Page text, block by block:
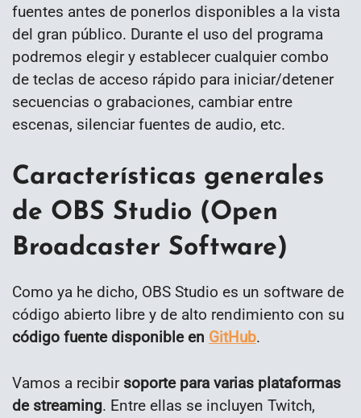
fuentes antes de ponerlos disponibles a la vista
del gran público. Durante el uso del programa
podremos elegir y establecer cualquier combo
de teclas de acceso rápido para iniciar/detener
secuencias o grabaciones, cambiar entre
escenas, silenciar fuentes de audio, etc.
Características generales
de OBS Studio (Open
Broadcaster Software)
Como ya he dicho, OBS Studio es un software de
código abierto libre y de alto rendimiento con su
código fuente disponible en GitHub.
Vamos a recibir soporte para varias plataformas
de streaming. Entre ellas se incluyen Twitch,